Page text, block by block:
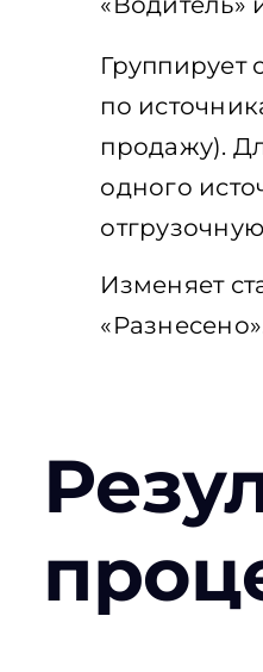
Группирует
по
продажу).
одного
Изменяет